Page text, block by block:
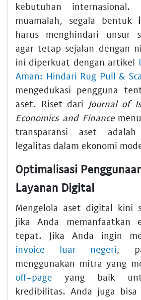
kebutuhan internasional.
muamalah, segala bentuk
harus menghindari unsur
agar tetap sejalan dengan
ini diperkuat dengan artikel
Aman: Hindari Rug Pull &
mengedukasi pengguna
aset. Riset dari Journal of
Economics and Finance
transparansi aset
legalitas dalam ekonomi
Optimalisasi
Layanan Digital
Mengelola aset digital kini
jika Anda memanfaatkan
tepat. Jika Anda ingin
invoice luar negeri,
menggunakan mitra yang
off-page yang baik
kredibilitas. Anda juga bisa